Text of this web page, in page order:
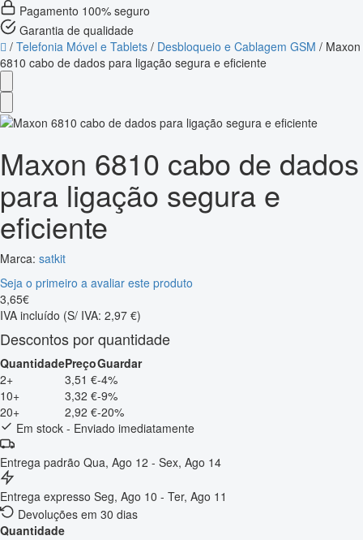
Pagamento 100% seguro
Garantia de qualidade
/ Telefonia Móvel e Tablets / Desbloqueio e Cablagem GSM / Maxon
6810 cabo de dados para ligação segura e eficiente
Maxon 6810 cabo de dados
para ligação segura e
eficiente
Marca: satkit
Seja o primeiro a avaliar este produto
3,65€
IVA incluído (S/ IVA: 2,97 €)
Descontos por quantidade
QuantidadePreçoGuardar
2+
3,51 €-4%
10+
3,32 €-9%
20+
2,92 €-20%
Em stock - Enviado imediatamente
Entrega padrão Qua, Ago 12 - Sex, Ago 14
Entrega expresso Seg, Ago 10 - Ter, Ago 11
Devoluções em 30 dias
Quantidade